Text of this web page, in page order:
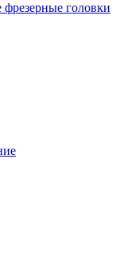
головки